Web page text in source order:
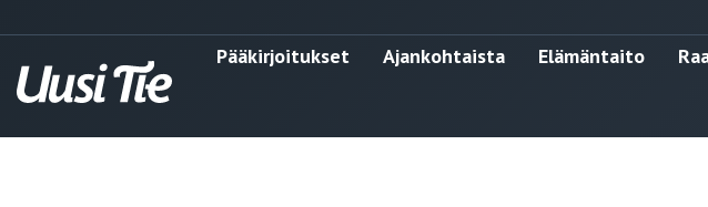
Pääkirjoitukset Ajankohtaista Elämäntaito